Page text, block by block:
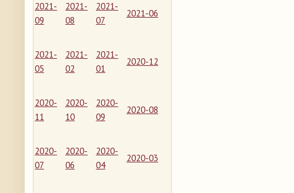
2021-
09
2021-
08
2021-
07
2021-06
2021-
05
2021-
02
2021-
01
2020-12
2020-
11
2020-
10
2020-
09
2020-08
2020-
07
2020-
06
2020-
04
2020-03